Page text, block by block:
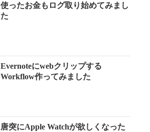
使ったお金もログ取り始めてみまし
た
Evernoteにwebクリップする
Workflow作ってみました
唐突にApple Watchが欲しくなった